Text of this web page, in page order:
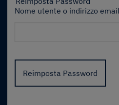
Nome utente o indirizzo email